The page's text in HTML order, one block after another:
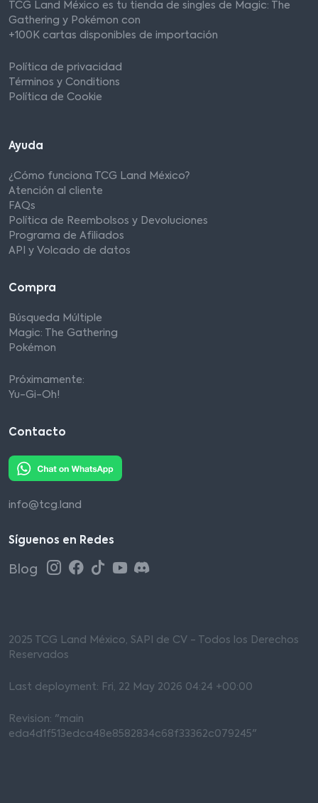
TCG Land México es tu tienda de singles de Magic: The
Gathering y Pokémon con
+100K cartas disponibles de importación
Política de privacidad
Términos y Conditions
Política de Cookie
Ayuda
¿Cómo funciona TCG Land México?
Atención al cliente
FAQs
Política de Reembolsos y Devoluciones
Programa de Afiliados
API y Volcado de datos
Compra
Búsqueda Múltiple
Magic: The Gathering
Pokémon
Próximamente:
Yu-Gi-Oh!
Contacto
info@tcg.land
Síguenos en Redes
Blog
2025 TCG Land México, SAPI de CV - Todos los Derechos
Reservados
Last deployment: Fri, 22 May 2026 04:24 +00:00
Revision: "main
eda4d1f513edca48e8582834c68f33362c079245"